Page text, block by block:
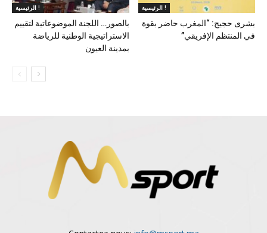
الرئيسية !
بالصور… اللجنة الموضوعاتية لتقييم
الاستراتيجية الوطنية للرياضة
بمدينة العيون
الرئيسية !
بشرى حجيج: “المغرب حاضر بقوة
في المنتظم الإفريقي”